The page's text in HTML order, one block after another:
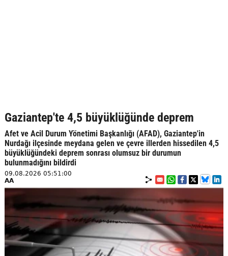
Gaziantep'te 4,5 büyüklüğünde deprem
Afet ve Acil Durum Yönetimi Başkanlığı (AFAD), Gaziantep'in
Nurdağı ilçesinde meydana gelen ve çevre illerden hissedilen 4,5
büyüklüğündeki deprem sonrası olumsuz bir durumun
bulunmadığını bildirdi
09.08.2026 05:51:00
AA